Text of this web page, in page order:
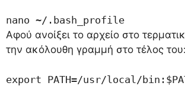
nano ~/.bash_profile
Αφού ανοίξει το αρχείο στο
την ακόλουθη γραμμή στο τέλος του:
export PATH=/usr/local/